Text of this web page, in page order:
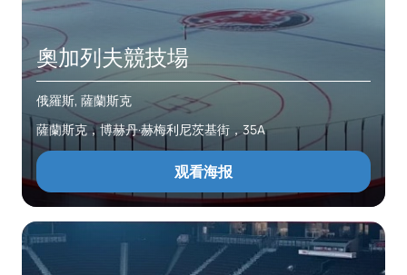
奧加列夫競技場
俄羅斯, 薩蘭斯克
薩蘭斯克，博赫丹·赫梅利尼茨基街，35A
观看海报